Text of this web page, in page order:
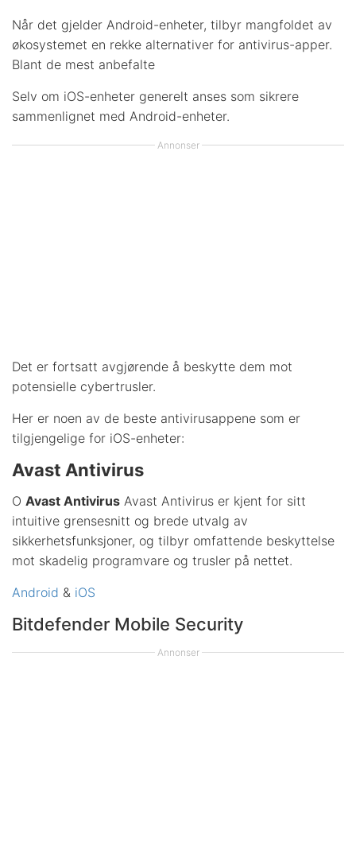
Når det gjelder Android-enheter, tilbyr mangfoldet av
økosystemet en rekke alternativer for antivirus-apper.
Blant de mest anbefalte
Selv om iOS-enheter generelt anses som sikrere
sammenlignet med Android-enheter.
Annonser
Det er fortsatt avgjørende å beskytte dem mot
potensielle cybertrusler.
Her er noen av de beste antivirusappene som er
tilgjengelige for iOS-enheter:
Avast Antivirus
O Avast Antivirus Avast Antivirus er kjent for sitt
intuitive grensesnitt og brede utvalg av
sikkerhetsfunksjoner, og tilbyr omfattende beskyttelse
mot skadelig programvare og trusler på nettet.
Android & iOS
Bitdefender Mobile Security
Annonser